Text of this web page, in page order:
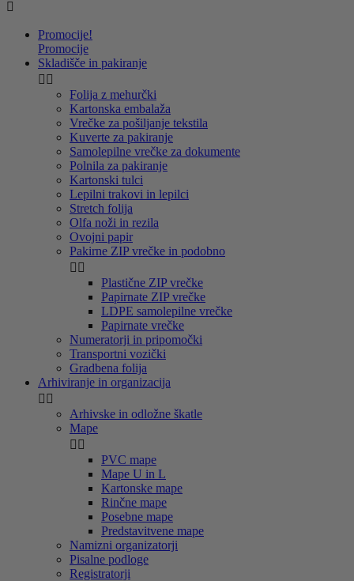

Promocije!
Promocije
Skladišče in pakiranje
 
Folija z mehurčki
Kartonska embalaža
Vrečke za pošiljanje tekstila
Kuverte za pakiranje
Samolepilne vrečke za dokumente
Polnila za pakiranje
Kartonski tulci
Lepilni trakovi in lepilci
Stretch folija
Olfa noži in rezila
Ovojni papir
Pakirne ZIP vrečke in podobno
 
Plastične ZIP vrečke
Papirnate ZIP vrečke
LDPE samolepilne vrečke
Papirnate vrečke
Numeratorji in pripomočki
Transportni vozički
Gradbena folija
Arhiviranje in organizacija
 
Arhivske in odložne škatle
Mape
 
PVC mape
Mape U in L
Kartonske mape
Rinčne mape
Posebne mape
Predstavitvene mape
Namizni organizatorji
Pisalne podloge
Registratorji